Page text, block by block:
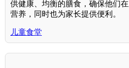
供健康、均衡的膳食，确保他们
营养，同时也为家长提供便利。
儿童食堂